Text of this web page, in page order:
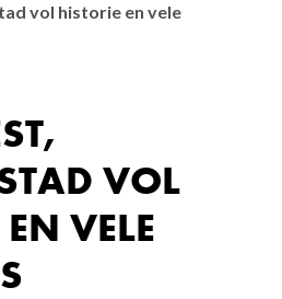
vol historie en vele
VOL
VELE